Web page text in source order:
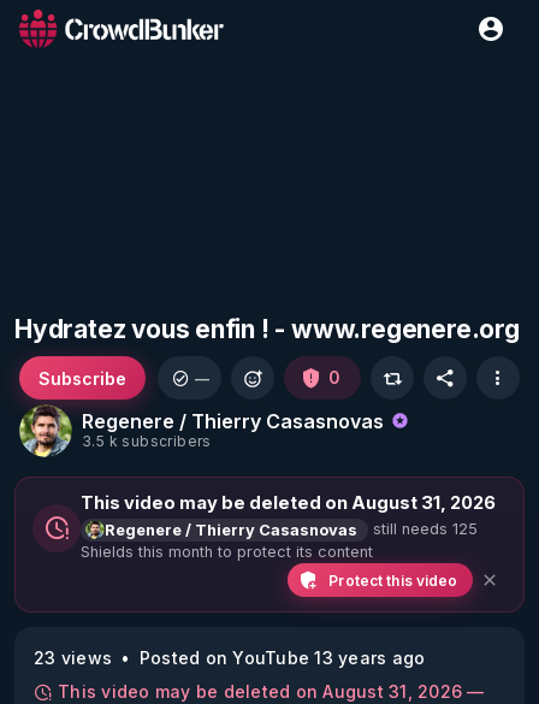
Hydratez vous enfin ! - www.regenere.org
Regenere / Thierry Casasnovas
3.5 k subscribers
Subscribe — 0
This video may be deleted on August 31, 2026
Regenere / Thierry Casasnovas
still needs 125
Shields this month to protect its content
Protect this video
23 views
Posted on YouTube 13 years ago
This video may be deleted on August 31, 2026 —